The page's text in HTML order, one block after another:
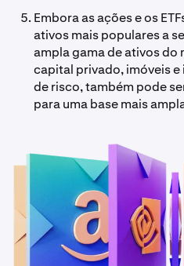
Embora as ações e os
ativos mais populares a
ampla gama de ativos do
capital privado, imóveis
de risco, também pode
para uma base mais